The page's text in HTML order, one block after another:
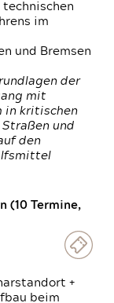
technischen
im
und Bremsen
der
mit
in kritischen
und
den
(10 Termine,
+
beim